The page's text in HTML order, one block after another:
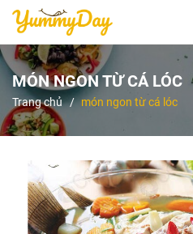
MÓN NGON TỪ CÁ LÓC
Trang chủ món ngon từ cá lóc